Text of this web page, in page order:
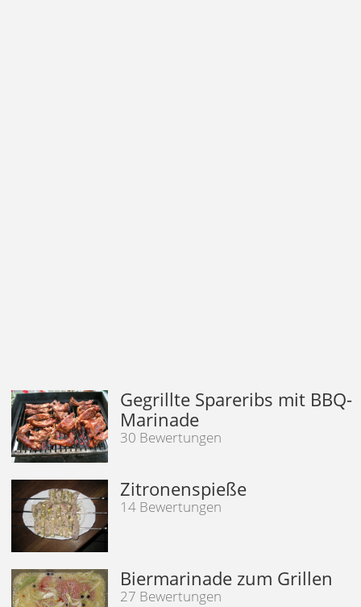
Gegrillte Spareribs mit BBQ-
Marinade
30 Bewertungen
Zitronenspieße
14 Bewertungen
Biermarinade zum Grillen
27 Bewertungen